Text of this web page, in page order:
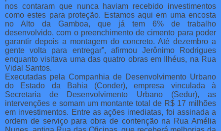
nos contaram que nunca haviam recebido investimentos
como estes para proteção. Estamos aqui em uma encosta
no Alto da Gamboa, que já tem 6% de trabalho
desenvolvido, com o preenchimento de cimento para poder
garantir depois a montagem do concreto. Até dezembro a
gente volta para entregar”, afirmou Jerônimo Rodrigues
enquanto visitava uma das quatro obras em Ilhéus, na Rua
Vidal Santos.
Executadas pela Companhia de Desenvolvimento Urbano
do Estado da Bahia (Conder), empresa vinculada à
Secretaria de Desenvolvimento Urbano (Sedur), as
intervenções e somam um montante total de R$ 17 milhões
em investimentos. Entre as ações imediatas, foi assinada a
ordem de serviço para obra de contenção na Rua Amélia